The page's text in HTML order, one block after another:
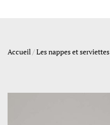
Accueil/Les nappes et serviettes